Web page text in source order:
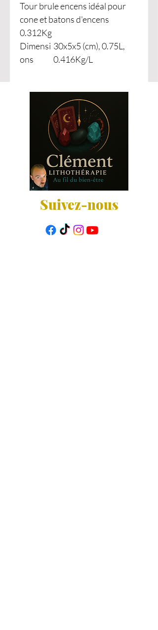
Tour brule encens idéal pour
cone et batons d'encens
0.312Kg
Dimensi
ons
30x5x5 (cm), 0.75L,
0.416Kg/L
Suivez-nous